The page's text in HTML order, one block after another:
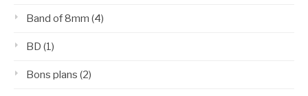
Band of 8mm (4)
BD (1)
Bons plans (2)